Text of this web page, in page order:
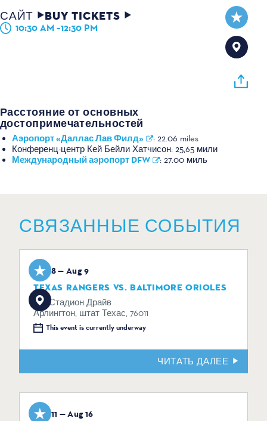
САЙТ BUY TICKETS
10:30 AM –12:30 PM
Расстояние от основных
достопримечательностей
Аэропорт «Даллас Лав Филд» : 22.06 miles
Конференц-центр Кей Бейли Хатчисон: 25,65 мили
Международный аэропорт DFW : 27.00 миль
СВЯЗАННЫЕ СОБЫТИЯ
Aug 8 — Aug 9
TEXAS RANGERS VS. BALTIMORE ORIOLES
734 Стадион Драйв
Арлингтон, штат Техас, 76011
This event is currently underway
ЧИТАТЬ ДАЛЕЕ
Aug 11 — Aug 16